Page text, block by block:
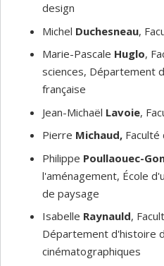
design
Michel Duchesneau,
Marie-Pascale Huglo,
sciences, Département
française
Jean-Michaël Lavoie,
Pierre Michaud, Faculté
Philippe Poullaouec-
l'aménagement, École
de paysage
Isabelle Raynauld,
Département d'histoire
cinématographiques